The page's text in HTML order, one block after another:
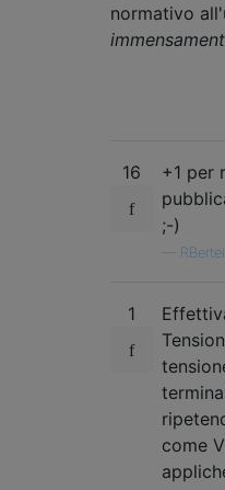
normativo
16
+1 per
;-)
1
come